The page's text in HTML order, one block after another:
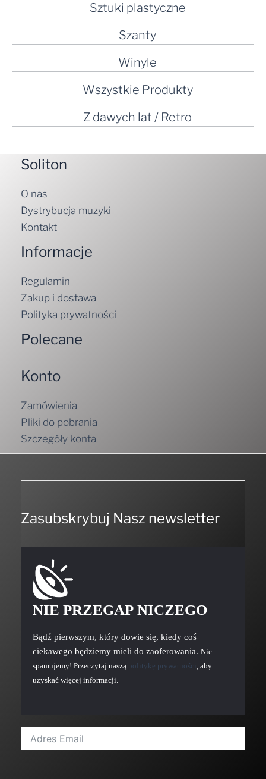
Sztuki plastyczne
Szanty
Winyle
Wszystkie Produkty
Z dawych lat / Retro
Soliton
O nas
Dystrybucja muzyki
Kontakt
Informacje
Regulamin
Zakup i dostawa
Polityka prywatności
Polecane
Konto
Zamówienia
Pliki do pobrania
Szczegóły konta
Zasubskrybuj Nasz newsletter
NIE PRZEGAP NICZEGO
Bądź pierwszym, który dowie się, kiedy coś
ciekawego będziemy mieli do zaoferowania. Nie
spamujemy! Przeczytaj naszą politykę prywatności, aby
uzyskać więcej informacji.